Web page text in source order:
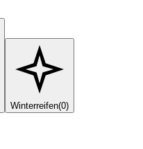
Winterreifen(0)